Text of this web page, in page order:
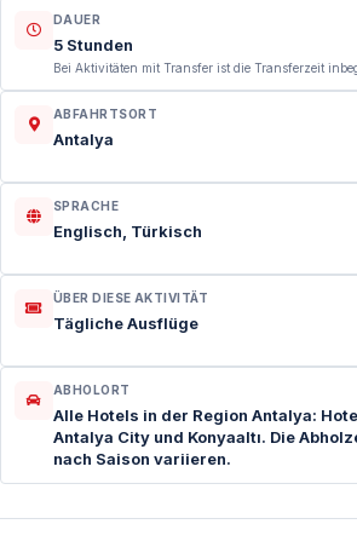
DAUER
5 Stunden
Bei Aktivitäten mit Transfer ist die Transferzeit
ABFAHRTSORT
Antalya
SPRACHE
Englisch, Türkisch
ÜBER DIESE AKTIVITÄT
Tägliche Ausflüge
ABHOLORT
Alle Hotels in der Region Antalya:
Antalya City und Konyaaltı. Die
nach Saison variieren.